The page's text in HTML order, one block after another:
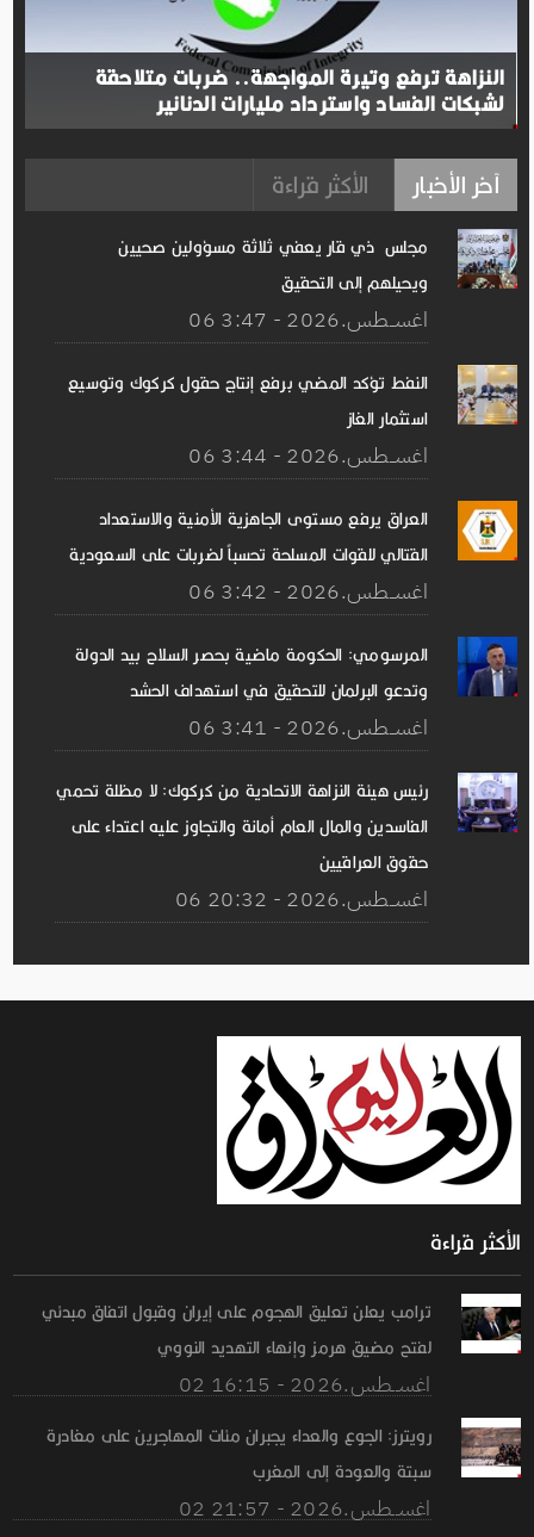
النزاهة ترفع وتيرة المواجهة.. ضربات متلاحقة
لشبكات الفساد واسترداد مليارات الدنانير
آخر الأخبار الأكثر قراءة
مجلس ذي قار يعفي ثلاثة مسؤولين صحيين
ويحيلهم إلى التحقيق
06 اغســطس.2026 - 3:47
النفط تؤكد المضي برفع إنتاج حقول كركوك وتوسيع
استثمار الغاز
06 اغســطس.2026 - 3:44
العراق يرفع مستوى الجاهزية الأمنية والاستعداد
القتالي للقوات المسلحة تحسباً لضربات على السعودية
06 اغســطس.2026 - 3:42
المرسومي: الحكومة ماضية بحصر السلاح بيد الدولة
وتدعو البرلمان للتحقيق في استهداف الحشد
06 اغســطس.2026 - 3:41
رئيس هيئة النزاهة الاتحادية من كركوك: لا مظلة تحمي
الفاسدين والمال العام أمانة والتجاوز عليه اعتداء على
حقوق العراقيين
06 اغســطس.2026 - 20:32
الأكثر قراءة
ترامب يعلن تعليق الهجوم على إيران وقبول اتفاق مبدئي
لفتح مضيق هرمز وإنهاء التهديد النووي
02 اغســطس.2026 - 16:15
رويترز: الجوع والعداء يجبران مئات المهاجرين على مغادرة
سبتة والعودة إلى المغرب
02 اغســطس.2026 - 21:57